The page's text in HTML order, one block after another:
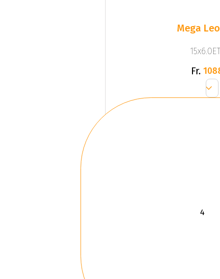
Mega
Fr.